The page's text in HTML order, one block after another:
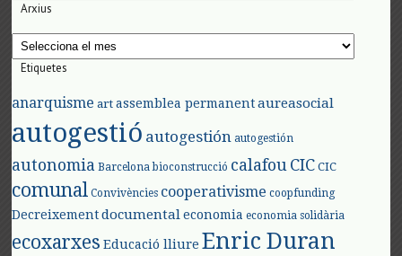
Arxius
Arxius
Etiquetes
anarquisme art assemblea permanent aureasocial
autogestió autogestión autogestión
autonomia Barcelona bioconstrucció calafouCIC CIC
comunal Convivències cooperativisme coopfunding
Decreixement documental economia economia solidària
ecoxarxes Educació lliure Enric Duran